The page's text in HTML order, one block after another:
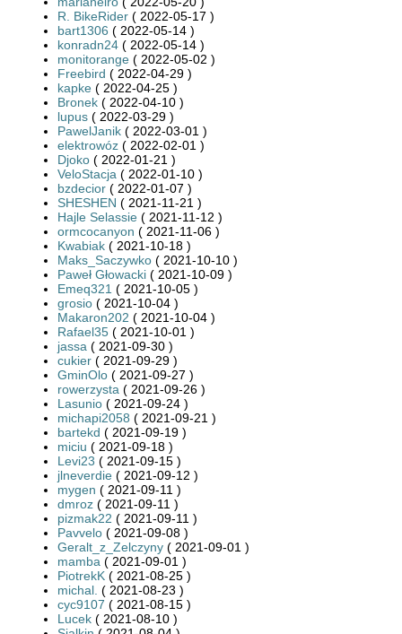
R. BikeRider ( 2022-05-17 )
bart1306 ( 2022-05-14 )
konradn24 ( 2022-05-14 )
monitorange ( 2022-05-02 )
Freebird ( 2022-04-29 )
kapke ( 2022-04-25 )
Bronek ( 2022-04-10 )
lupus ( 2022-03-29 )
PawelJanik ( 2022-03-01 )
elektrowóz ( 2022-02-01 )
Djoko ( 2022-01-21 )
VeloStacja ( 2022-01-10 )
bzdecior ( 2022-01-07 )
SHESHEN ( 2021-11-21 )
Hajle Selassie ( 2021-11-12 )
ormcocanyon ( 2021-11-06 )
Kwabiak ( 2021-10-18 )
Maks_Saczywko ( 2021-10-10 )
Paweł Głowacki ( 2021-10-09 )
Emeq321 ( 2021-10-05 )
grosio ( 2021-10-04 )
Makaron202 ( 2021-10-04 )
Rafael35 ( 2021-10-01 )
jassa ( 2021-09-30 )
cukier ( 2021-09-29 )
GminOlo ( 2021-09-27 )
rowerzysta ( 2021-09-26 )
Lasunio ( 2021-09-24 )
michapi2058 ( 2021-09-21 )
bartekd ( 2021-09-19 )
miciu ( 2021-09-18 )
Levi23 ( 2021-09-15 )
jlneverdie ( 2021-09-12 )
mygen ( 2021-09-11 )
dmroz ( 2021-09-11 )
pizmak22 ( 2021-09-11 )
Pavvelo ( 2021-09-08 )
Geralt_z_Zelczyny ( 2021-09-01 )
mamba ( 2021-09-01 )
PiotrekK ( 2021-08-25 )
michal. ( 2021-08-23 )
cyc9107 ( 2021-08-15 )
Lucek ( 2021-08-10 )